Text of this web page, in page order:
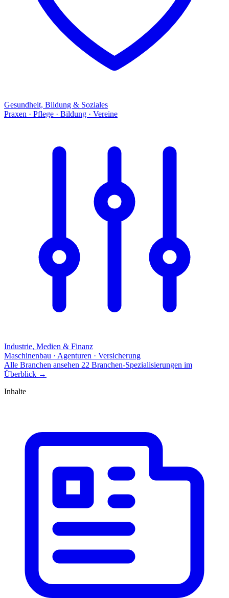
Gesundheit, Bildung & Soziales
Praxen · Pflege · Bildung · Vereine
Industrie, Medien & Finanz
Maschinenbau · Agenturen · Versicherung
Alle Branchen ansehen 22 Branchen-Spezialisierungen im
Überblick →
Inhalte